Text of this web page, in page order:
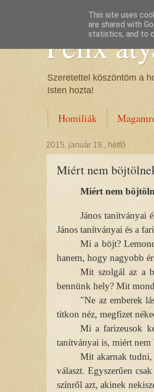
Félix
Szeretettel köszöntöm a
Isten hozta!
Homiliák
2015. január 19., hétfő
Miért nem
Miért nem
János tanítványai
János tanítványai és a
Mi a böjt?
hanem, hogy nagyobb
Mit szolgál az a
bennünk hely? Mit
"Ne az emberek
titkon néz, megfizet
Mi a farizeusok
tanítványai is, miért
Mit akarnak tudni,
választ. Egyszerűen
színről azt, akinek
This site uses
are shared with
statistics, and to